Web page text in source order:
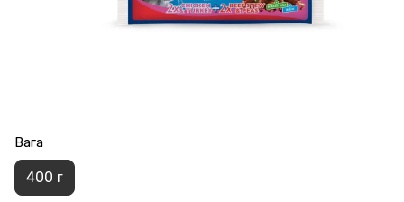
Вага
400 г